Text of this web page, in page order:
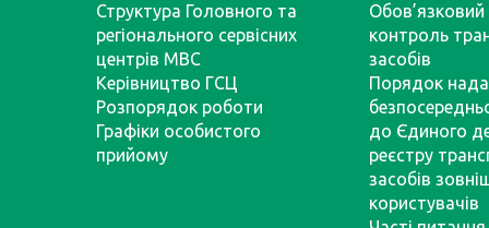
Структура Головного та
регіонального сервісних
центрів МВС
Керівництво ГСЦ
Розпорядок роботи
Графіки особистого
прийому
Обов’язковий
контроль
засобів
Порядок
до Єдиного
реєстру
засобів
користувачів